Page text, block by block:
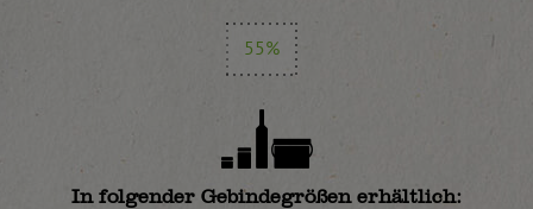
55%
In folgender Gebindegrößen erhältlich: